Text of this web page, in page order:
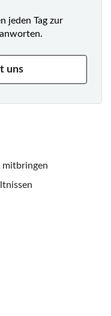
jeden Tag zur
uns
mitbringen